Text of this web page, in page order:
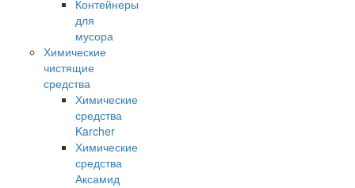
Контейнеры
для
мусора
Химические
чистящие
средства
Химические
средства
Karcher
Химические
средства
Аксамид